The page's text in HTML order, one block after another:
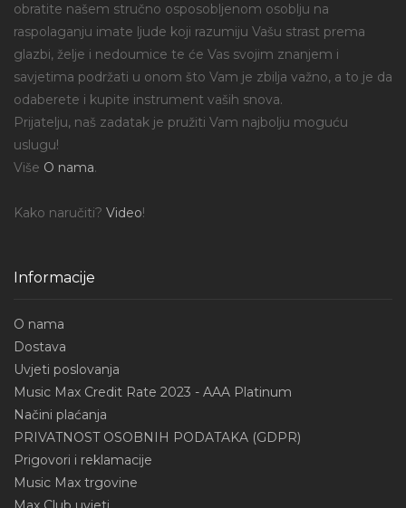
obratite našem stručno osposobljenom osoblju na
raspolaganju imate ljude koji razumiju Vašu strast prema
glazbi, želje i nedoumice te će Vas svojim znanjem i
savjetima podržati u onom što Vam je zbilja važno, a to je da
odaberete i kupite instrument vaših snova.
Prijatelju, naš zadatak je pružiti Vam najbolju moguću
uslugu!
Više O nama.
Kako naručiti? Video!
Informacije
O nama
Dostava
Uvjeti poslovanja
Music Max Credit Rate 2023 - AAA Platinum
Načini plaćanja
PRIVATNOST OSOBNIH PODATAKA (GDPR)
Prigovori i reklamacije
Music Max trgovine